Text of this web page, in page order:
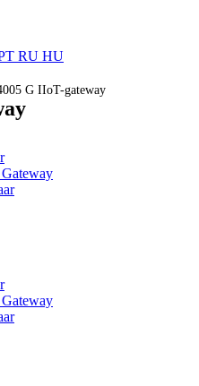
RU HU
G IIoT-gateway